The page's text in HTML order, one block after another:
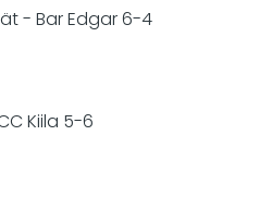
- Bar Edgar 6-4
Kiila 5-6